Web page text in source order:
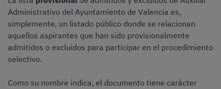
Administrativo del Ayuntamiento de Valencia es,
simplemente, un listado público donde se relacionan
aquellos aspirantes que han sido provisionalmente
admitidos o excluidos para participar en el procedimiento
selectivo.
Como su nombre indica, el documento tiene carácter